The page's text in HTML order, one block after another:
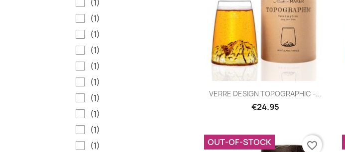
(1)
(1)
(1)
(1)
(1)
(1)
(1)
(1)
(1)
(1)
Quick view
VERRE DESIGN TOPOGRAPHIC -...
€24.95
OUT-OF-STOCK favorite_border